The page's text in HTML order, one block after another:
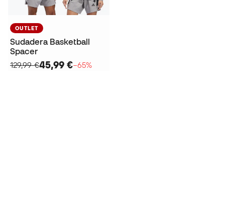
OUTLET
Sudadera Basketball
Spacer
129,99 €45,99 €−65%